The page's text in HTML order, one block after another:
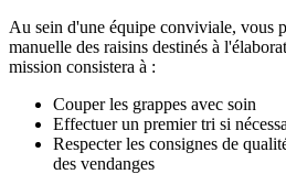
Au sein d'une équipe conviviale, vous
manuelle des raisins destinés à
mission consistera à :
Couper les grappes avec soin
Effectuer un premier tri si
Respecter les consignes de
des vendanges